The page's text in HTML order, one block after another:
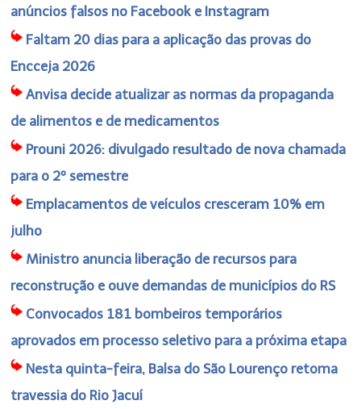
anúncios falsos no Facebook e Instagram
Faltam 20 dias para a aplicação das provas do
Encceja 2026
Anvisa decide atualizar as normas da propaganda
de alimentos e de medicamentos
Prouni 2026: divulgado resultado de nova chamada
para o 2º semestre
Emplacamentos de veículos cresceram 10% em
julho
Ministro anuncia liberação de recursos para
reconstrução e ouve demandas de municípios do RS
Convocados 181 bombeiros temporários
aprovados em processo seletivo para a próxima etapa
Nesta quinta-feira, Balsa do São Lourenço retoma
travessia do Rio Jacuí